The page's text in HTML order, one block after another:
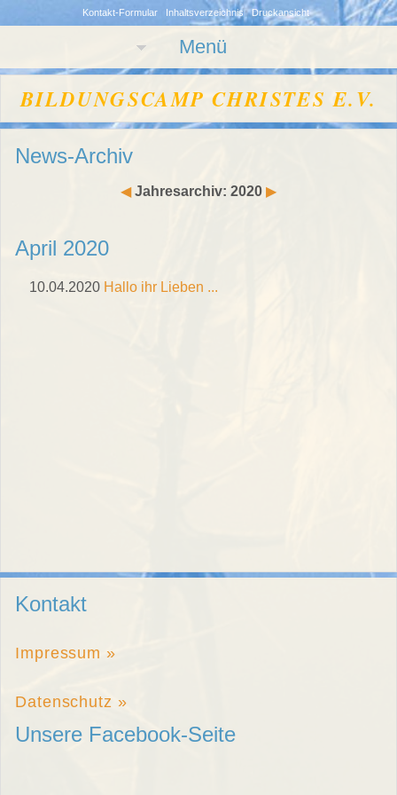
Kontakt-Formular Inhaltsverzeichnis Druckansicht
Menü
BILDUNGSCAMP CHRISTES E.V.
News-Archiv
◀ Jahresarchiv: 2020 ▶
April 2020
10.04.2020 Hallo ihr Lieben ...
Kontakt
Impressum »
Datenschutz »
Unsere Facebook-Seite